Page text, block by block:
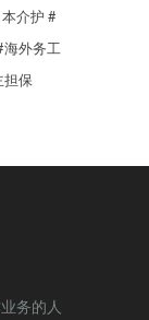
介护 #
海外务工
担保
务的人